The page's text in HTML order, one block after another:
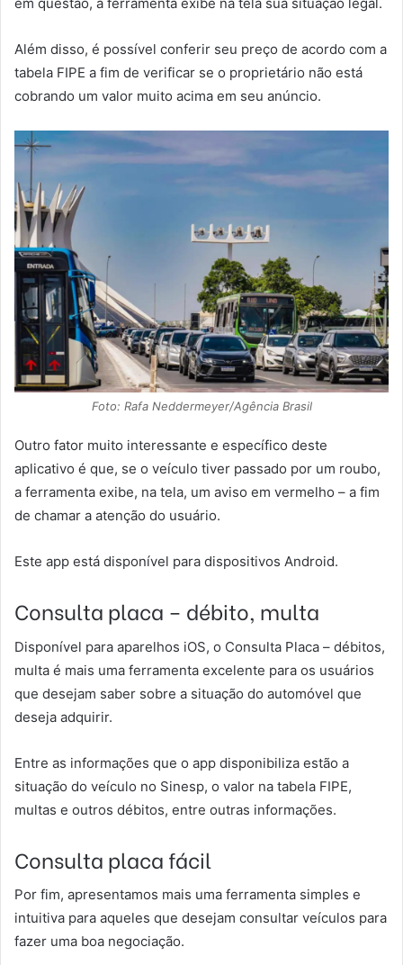
Além disso, é possível conferir seu preço de acordo com a
tabela FIPE a fim de verificar se o proprietário não está
cobrando um valor muito acima em seu anúncio.
Foto: Rafa Neddermeyer/Agência Brasil
Outro fator muito interessante e específico deste
aplicativo é que, se o veículo tiver passado por um roubo,
a ferramenta exibe, na tela, um aviso em vermelho – a fim
de chamar a atenção do usuário.
Este app está disponível para dispositivos Android.
Consulta placa – débito, multa
Disponível para aparelhos iOS, o Consulta Placa – débitos,
multa é mais uma ferramenta excelente para os usuários
que desejam saber sobre a situação do automóvel que
deseja adquirir.
Entre as informações que o app disponibiliza estão a
situação do veículo no Sinesp, o valor na tabela FIPE,
multas e outros débitos, entre outras informações.
Consulta placa fácil
Por fim, apresentamos mais uma ferramenta simples e
intuitiva para aqueles que desejam consultar veículos para
fazer uma boa negociação.